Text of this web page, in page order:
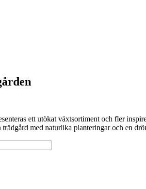
ett utökat växtsortiment och fler
med naturlika planteringar och en